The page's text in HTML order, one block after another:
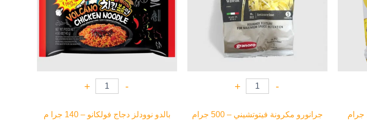
-
+
جرانورو مكرونة فيتوتشيني – 500 جرام
-
+
بالدو نوودلز دجاج فولكانو – 140 جرا م